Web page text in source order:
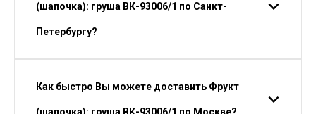
(шапочка): груша ВК-93006/1 по Санкт-
Петербургу?
Как быстро Вы можете доставить Фрукт